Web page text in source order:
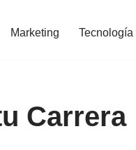
Marketing Tecnología
Carrera